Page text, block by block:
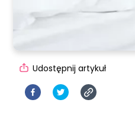
Udostępnij artykuł